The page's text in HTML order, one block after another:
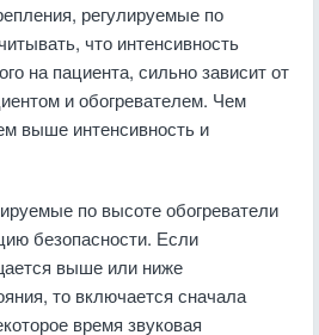
регулируемые по
что интенсивность
на пациента, сильно зависит от
и обогревателем. Чем
выше интенсивность и
по высоте обогреватели
безопасности. Если
выше или ниже
то включается сначала
время звуковая